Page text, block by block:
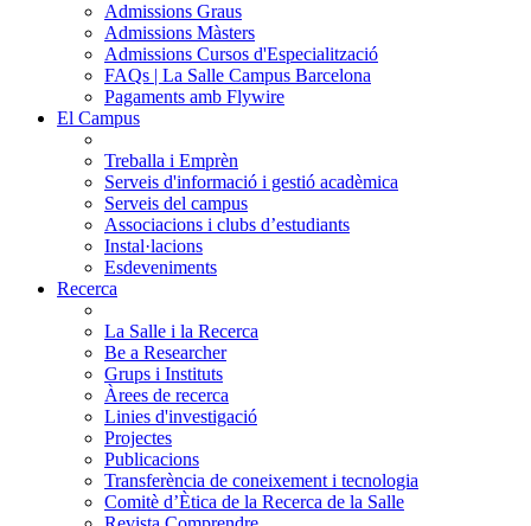
Admissions Graus
Admissions Màsters
Admissions Cursos d'Especialització
FAQs | La Salle Campus Barcelona
Pagaments amb Flywire
El Campus
Treballa i Emprèn
Serveis d'informació i gestió acadèmica
Serveis del campus
Associacions i clubs d’estudiants
Instal·lacions
Esdeveniments
Recerca
La Salle i la Recerca
Be a Researcher
Grups i Instituts
Àrees de recerca
Linies d'investigació
Projectes
Publicacions
Transferència de coneixement i tecnologia
Comitè d’Ètica de la Recerca de la Salle